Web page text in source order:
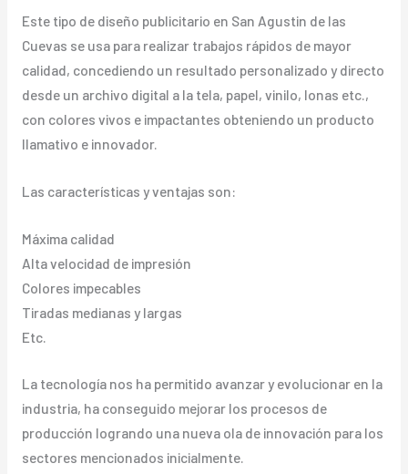
Este tipo de diseño publicitario en San Agustin de las
Cuevas se usa para realizar trabajos rápidos de mayor
calidad, concediendo un resultado personalizado y directo
desde un archivo digital a la tela, papel, vinilo, lonas etc.,
con colores vivos e impactantes obteniendo un producto
llamativo e innovador.
Las características y ventajas son:
Máxima calidad
Alta velocidad de impresión
Colores impecables
Tiradas medianas y largas
Etc.
La tecnología nos ha permitido avanzar y evolucionar en la
industria, ha conseguido mejorar los procesos de
producción logrando una nueva ola de innovación para los
sectores mencionados inicialmente.